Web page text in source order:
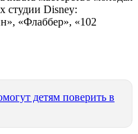
студии Disney:
«Флаббер», «102
детям поверить в